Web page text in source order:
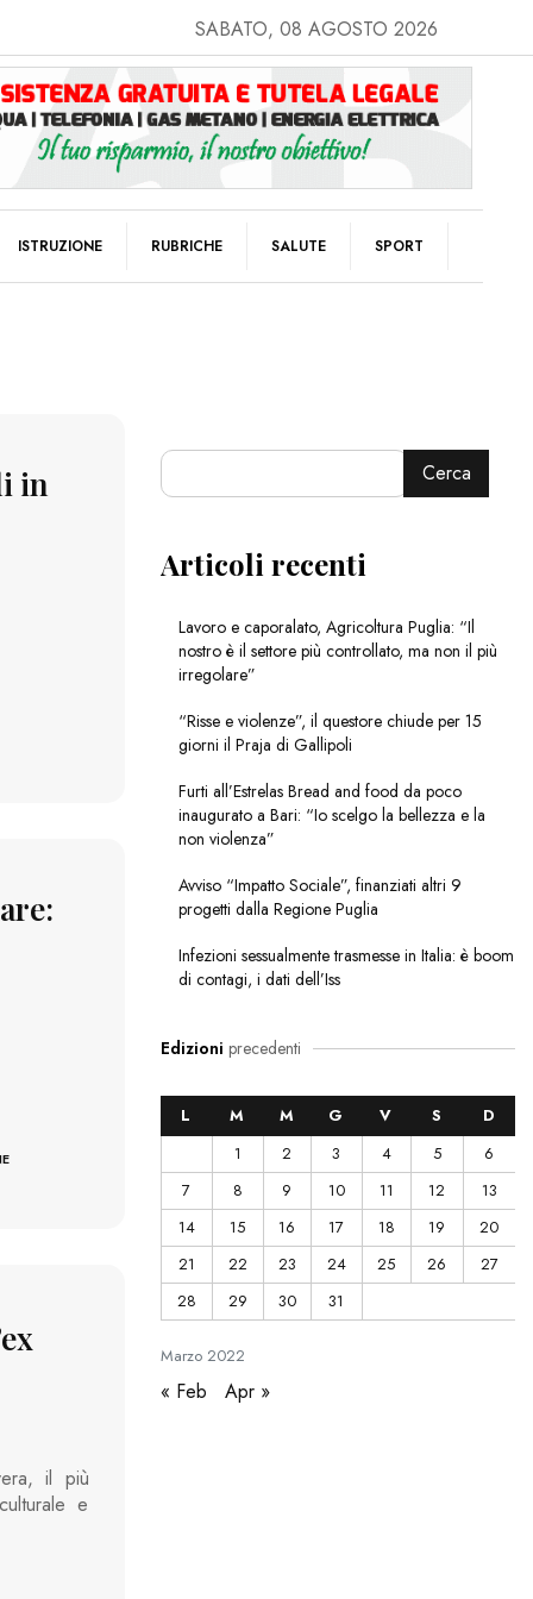
SABATO, 08 AGOSTO 2026
ISTRUZIONE RUBRICHE SALUTE SPORT
in
il più
e
Cerca
Articoli recenti
Lavoro e caporalato, Agricoltura Puglia: “Il
nostro è il settore più controllato, ma non il più
irregolare”
“Risse e violenze”, il questore chiude per 15
giorni il Praja di Gallipoli
Furti all’Estrelas Bread and food da poco
inaugurato a Bari: “Io scelgo la bellezza e la
non violenza”
Avviso “Impatto Sociale”, finanziati altri 9
progetti dalla Regione Puglia
Infezioni sessualmente trasmesse in Italia: è boom
di contagi, i dati dell’Iss
Edizioni precedenti
Marzo2022
L M M G V S
D
1
2 3 4 5
6
7
8 9 10 11 12
13
14
15 16 17 18 19
20
21
22 23 24 25 26
27
28
29 30 31
« Feb Apr »